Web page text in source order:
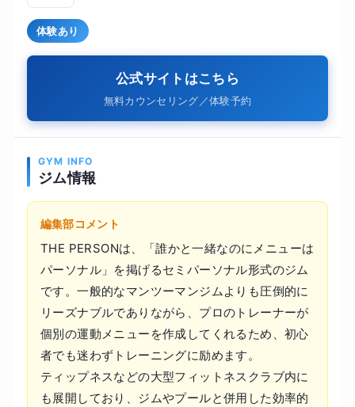
体験あり
公式サイトはこちら
無料カウンセリング／体験予約
GYM INFO
ジム情報
編集部コメント
THE PERSONは、「誰かと一緒なのにメニューは
パーソナル」を掲げるセミパーソナル形式のジム
です。一般的なマンツーマンジムよりも圧倒的に
リーズナブルでありながら、プロのトレーナーが
個別の運動メニューを作成してくれるため、初心
者でも迷わずトレーニングに励めます。
ティップネスなどの大型フィットネスクラブ内に
も展開しており、ジムやプールと併用した効率的